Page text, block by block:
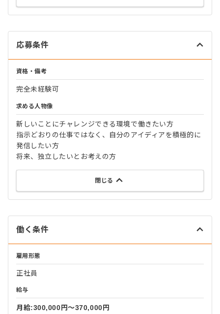
応募条件
資格・備考
完全未経験可
求める人物像
新しいことにチャレンジできる環境で働きたい方
指示どおりの仕事ではなく、自分のアイディアを積極的に
発信したい方
将来、独立したいとお考えの方
閉じる
働く条件
雇用形態
正社員
給与
月給:300,000円〜370,000円